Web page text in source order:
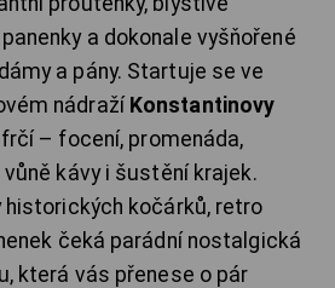
a dokonale vyšňořené
a pány. Startuje se ve
nádraží Konstantinovy
– focení, promenáda,
kávy i šustění krajek.
historických kočárků, retro
čeká parádní nostalgická
která vás přenese o pár